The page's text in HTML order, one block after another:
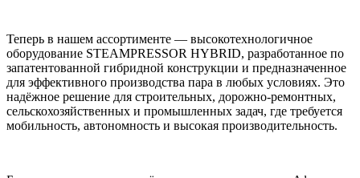
Теперь в нашем ассортименте — высокотехнологичное
оборудование STEAMPRESSOR HYBRID, разработанное по
запатентованной гибридной конструкции и предназначенное
для эффективного производства пара в любых условиях. Это
надёжное решение для строительных, дорожно-ремонтных,
сельскохозяйственных и промышленных задач, где требуется
мобильность, автономность и высокая производительность.